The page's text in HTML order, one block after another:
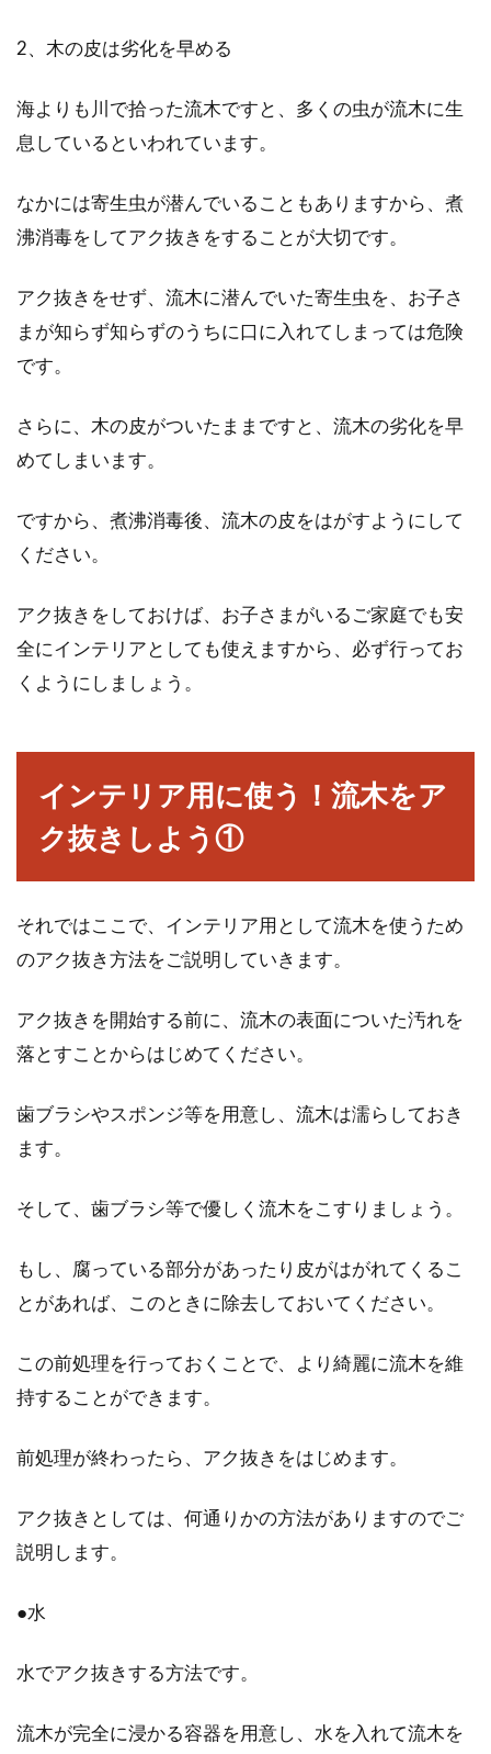
納戸を収納棚でスッキリと！いろい
いろいろなモノを収納しておける納戸。その使
軽量鉄骨の家と重量鉄骨の家はどう
違う？遮音性や耐震性は？
造」「軽量...
窓に貼ったステッカーで車検が通ら
車の窓ガラスにルールがあるのをご存知でしょ
うか。窓ガラスだけでなく、車には意外と知ら
れていな...
義父や義母と同居が決まった！間取
りで必ず必要な条件とは？
しょう。新...
鉄骨造の賃貸物件では、バルコニー
の防水対策がとても重要！
鉄骨造の賃貸物件を所有・管理している大家さ
賃料の値上げをしたい！値下げ要求
への対処法【契約更新時】
賃貸経営をしていると、やむを得ず、賃料の値
約更新の際に...
賃貸でのオシャレなインテリア！ア
2、木の皮は劣化を早める
海よりも川で拾った流木ですと、多くの虫が流木に生
息しているといわれています。
なかには寄生虫が潜んでいることもありますから、煮
沸消毒をしてアク抜きをすることが大切です。
アク抜きをせず、流木に潜んでいた寄生虫を、お子さ
まが知らず知らずのうちに口に入れてしまっては危険
です。
さらに、木の皮がついたままですと、流木の劣化を早
めてしまいます。
ですから、煮沸消毒後、流木の皮をはがすようにして
ください。
アク抜きをしておけば、お子さまがいるご家庭でも安
全にインテリアとしても使えますから、必ず行ってお
くようにしましょう。
インテリア用に使う！流木をア
ク抜きしよう①
それではここで、インテリア用として流木を使うため
のアク抜き方法をご説明していきます。
アク抜きを開始する前に、流木の表面についた汚れを
落とすことからはじめてください。
歯ブラシやスポンジ等を用意し、流木は濡らしておき
ます。
そして、歯ブラシ等で優しく流木をこすりましょう。
もし、腐っている部分があったり皮がはがれてくるこ
とがあれば、このときに除去しておいてください。
この前処理を行っておくことで、より綺麗に流木を維
持することができます。
前処理が終わったら、アク抜きをはじめます。
アク抜きとしては、何通りかの方法がありますのでご
説明します。
●水
水でアク抜きする方法です。
流木が完全に浸かる容器を用意し、水を入れて流木を